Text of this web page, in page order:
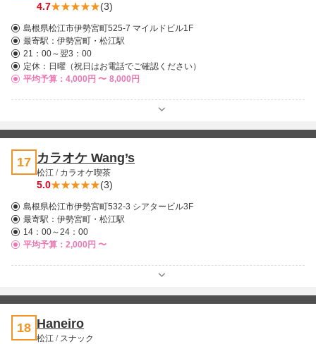
4.7 (3)
島根県松江市伊勢宮町525-7 マイルドビル1F
最寄駅： 伊勢宮町・松江駅
21：00～翌3：00
定休：日曜（祝日はお電話でご確認ください）
平均予算：4,000円 〜 8,000円
17 カラオケ Wang’s
松江 / カラオケ喫茶
5.0 (3)
島根県松江市伊勢宮町532-3 シアタービル3F
最寄駅： 伊勢宮町・松江駅
14：00～24：00
平均予算：2,000円 〜
18 Haneiro
松江 / スナック